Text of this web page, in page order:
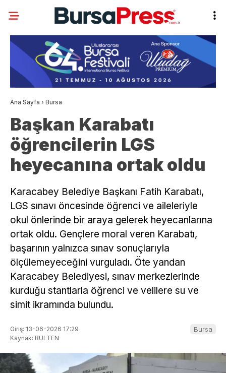
Ana Sayfa › Bursa
Başkan Karabatı
öğrencilerin LGS
heyecanına ortak oldu
Karacabey Belediye Başkanı Fatih Karabatı,
LGS sınavı öncesinde öğrenci ve aileleriyle
okul önlerinde bir araya gelerek heyecanlarına
ortak oldu. Gençlere moral veren Karabatı,
başarının yalnızca sınav sonuçlarıyla
ölçülemeyeceğini vurguladı. Öte yandan
Karacabey Belediyesi, sınav merkezlerinde
kurduğu stantlarla öğrenci ve velilere su ve
simit ikramında bulundu.
Giriş: 13-06-2026 17:29
Kaynak: BULTEN
Bursa